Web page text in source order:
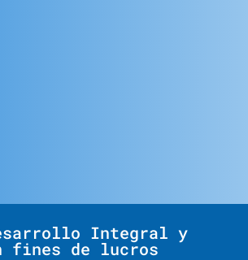
Integral y
fines de lucros